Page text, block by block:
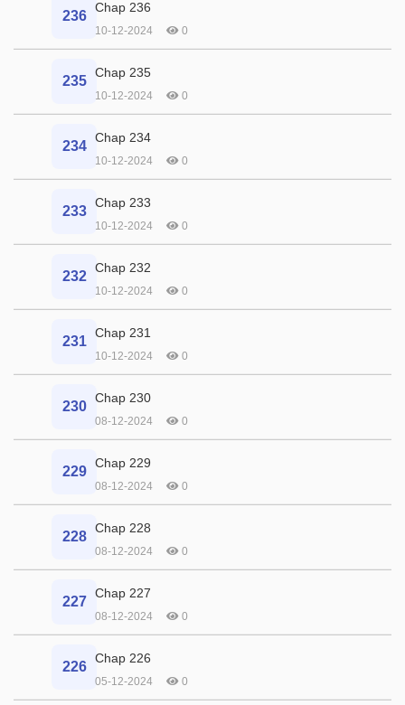
236
Chap 236
10-12-2024 0
235
Chap 235
10-12-2024 0
234
Chap 234
10-12-2024 0
233
Chap 233
10-12-2024 0
232
Chap 232
10-12-2024 0
231
Chap 231
10-12-2024 0
230
Chap 230
08-12-2024 0
229
Chap 229
08-12-2024 0
228
Chap 228
08-12-2024 0
227
Chap 227
08-12-2024 0
226
Chap 226
05-12-2024 0